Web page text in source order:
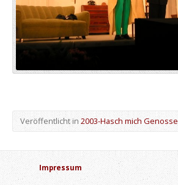
Veröffentlicht in2003-Hasch mich Genosse
Impressum